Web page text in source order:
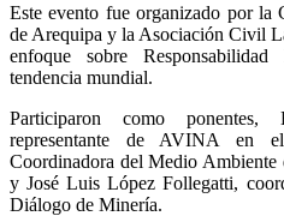
Este evento fue organizado por la
de Arequipa y la Asociación Civil
enfoque sobre
tendencia mundial.
Participaron como ponentes,
representante de AVINA en
Coordinadora del Medio Ambiente
y José Luis López Follegatti,
Diálogo de Minería.